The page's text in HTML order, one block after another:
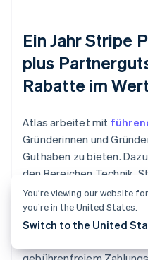
Ein Jahr Stripe
plus
Rabatte im
Atlas arbeitet mit
Gründerinnen und
Guthaben zu bieten.
den Bereichen Technik,
und Geschäftsbetrieb,
und Perplexity. Zusätzlich
einen kostenlosen
You’re viewing our website
you’re in the United States.
Switch to the United